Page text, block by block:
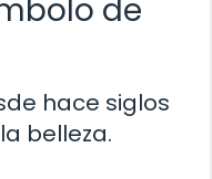
de
hace siglos
belleza.